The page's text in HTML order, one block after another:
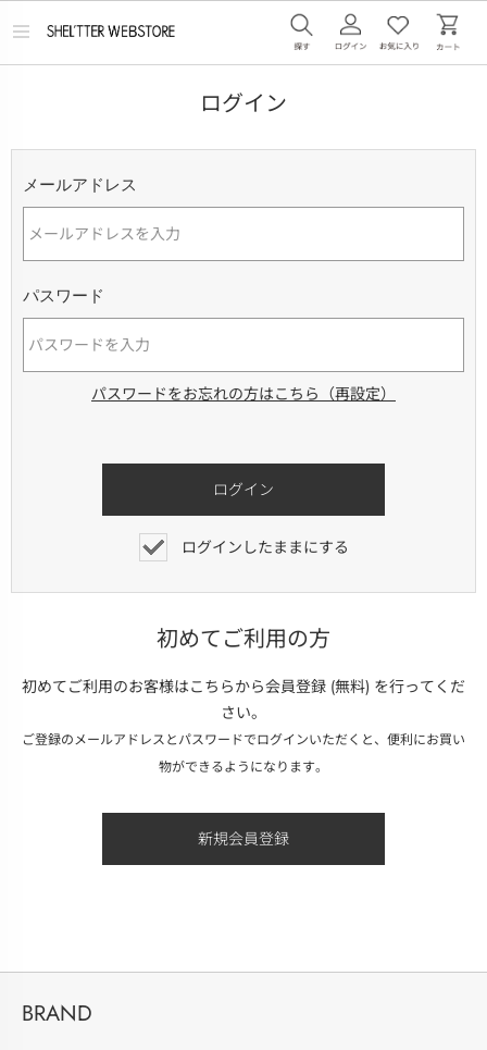
メ
ログイン
メールアドレス
パスワード
パスワードをお忘れの方はこちら（再設定）
ログインしたままにする
初めてご利用の方
初めてご利用のお客様はこちらから会員登録 (無料) を行ってくだ
さい。
ご登録のメールアドレスとパスワードでログインいただくと、便利にお買い
物ができるようになります。
BRAND